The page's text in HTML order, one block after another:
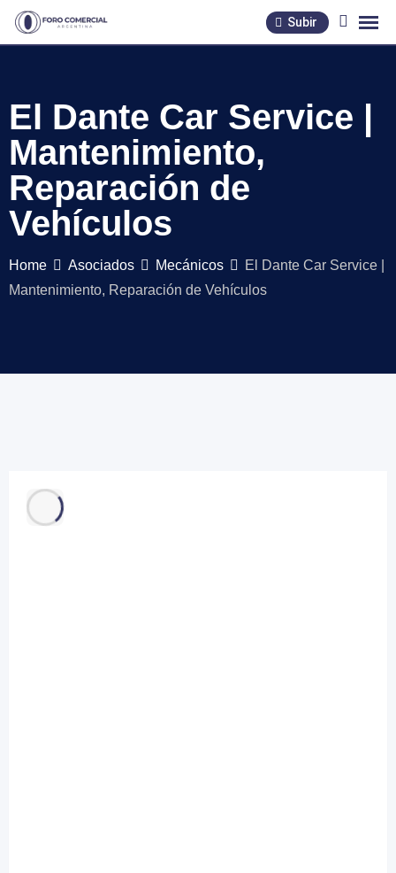
Skip
Subir
El Dante Car Service |
Mantenimiento,
Reparación de
Vehículos
Home Asociados Mecánicos
El Dante Car Service |
Mantenimiento, Reparación de Vehículos